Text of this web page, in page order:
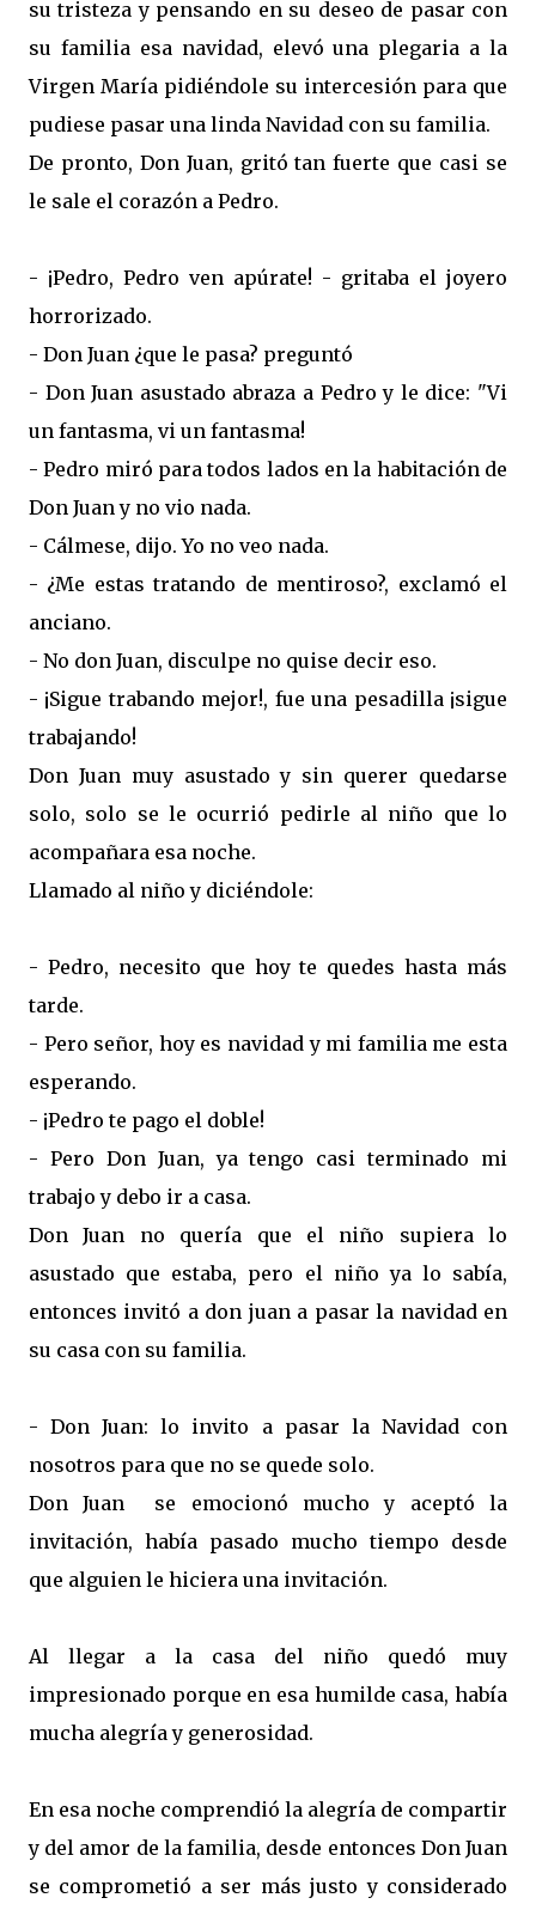
su tristeza y pensando en su deseo de pasar con
su familia esa navidad, elevó una plegaria a la
Virgen María pidiéndole su intercesión para que
pudiese pasar una linda Navidad con su familia.
De pronto, Don Juan, gritó tan fuerte que casi se
le sale el corazón a Pedro.
- ¡Pedro, Pedro ven apúrate! - gritaba el joyero
horrorizado.
- Don Juan ¿que le pasa? preguntó
- Don Juan asustado abraza a Pedro y le dice: "Vi
un fantasma, vi un fantasma!
- Pedro miró para todos lados en la habitación de
Don Juan y no vio nada.
- Cálmese, dijo. Yo no veo nada.
- ¿Me estas tratando de mentiroso?, exclamó el
anciano.
- No don Juan, disculpe no quise decir eso.
- ¡Sigue trabando mejor!, fue una pesadilla ¡sigue
trabajando!
Don Juan muy asustado y sin querer quedarse
solo, solo se le ocurrió pedirle al niño que lo
acompañara esa noche.
Llamado al niño y diciéndole:
- Pedro, necesito que hoy te quedes hasta más
tarde.
- Pero señor, hoy es navidad y mi familia me esta
esperando.
- ¡Pedro te pago el doble!
- Pero Don Juan, ya tengo casi terminado mi
trabajo y debo ir a casa.
Don Juan no quería que el niño supiera lo
asustado que estaba, pero el niño ya lo sabía,
entonces invitó a don juan a pasar la navidad en
su casa con su familia.
- Don Juan: lo invito a pasar la Navidad con
nosotros para que no se quede solo.
Don Juan se emocionó mucho y aceptó la
invitación, había pasado mucho tiempo desde
que alguien le hiciera una invitación.
Al llegar a la casa del niño quedó muy
impresionado porque en esa humilde casa, había
mucha alegría y generosidad.
En esa noche comprendió la alegría de compartir
y del amor de la familia, desde entonces Don Juan
se comprometió a ser más justo y considerado